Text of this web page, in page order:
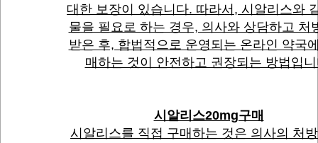
대한 보장이 있습니다. 따라서, 시알리스와
물을 필요로 하는 경우, 의사와 상담하고 처
받은 후, 합법적으로 운영되는 온라인 약국
매하는 것이 안전하고 권장되는 방법입
시알리스20mg구매
시알리스를 직접 구매하는 것은 의사의 처